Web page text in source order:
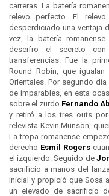
carreras. La batería
relevo perfecto. El
desperdiciado una ventaja
vez, la batería
descifro el secreto
transferencias. Fue la
Round Robin, que
Orientales. Por segundo día
de imparables, en esta
sobre el zurdo Fernando
y retiró a los tres outs
relevista Kevin Munson,
La tropa romanense
derecho Esmil Rogers
el izquierdo. Seguido de
sacrificio a manos del
inicial y propició que Sosa
un elevado de sacrificio